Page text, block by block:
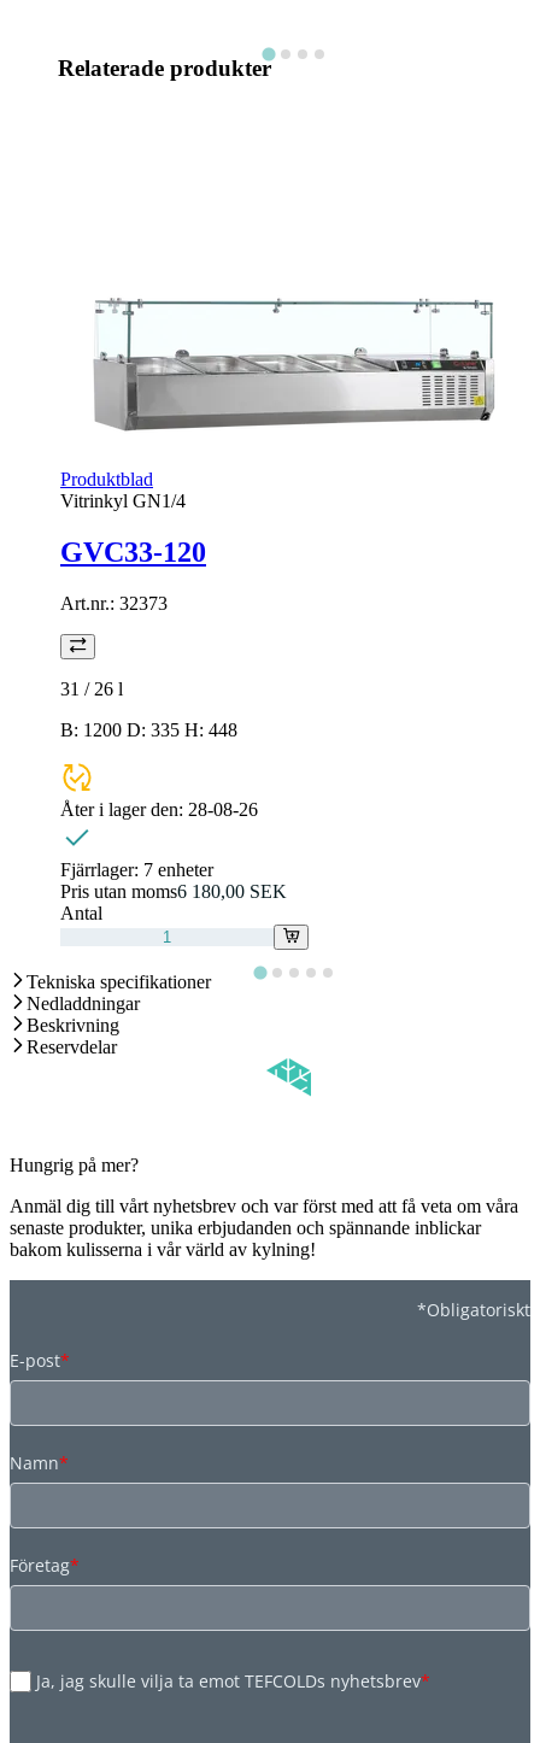
Relaterade produkter
Produktblad
Vitrinkyl GN1/4
GVC33-120
Art.nr.: 32373
31 / 26 l
B: 1200 D: 335 H: 448
Åter i lager den: 28-08-26
Fjärrlager: 7 enheter
Pris utan moms6 180,00 SEK
Antal
Tekniska specifikationer
Nedladdningar
Beskrivning
Reservdelar
Hungrig på mer?
Anmäl dig till vårt nyhetsbrev och var först med att få veta om våra
senaste produkter, unika erbjudanden och spännande inblickar
bakom kulisserna i vår värld av kylning!
*Obligatoriskt
E-post*
Namn*
Företag*
Ja, jag skulle vilja ta emot TEFCOLDs nyhetsbrev*